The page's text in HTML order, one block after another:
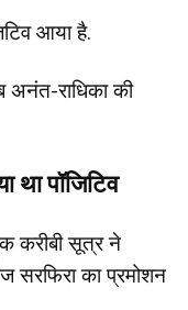
आया है.
अनंत-राधिका की
पॉजिटिव
करीबी सूत्र ने
सरफिरा का प्रमोशन